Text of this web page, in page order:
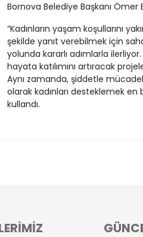
Bornova Belediye Başkanı
“Kadınların yaşam koşullarını
şekilde yanıt verebilmek için
yolunda kararlı adımlarla
hayata katılımını artıracak
Aynı zamanda, şiddetle
olarak kadınları desteklemek en
kullandı.